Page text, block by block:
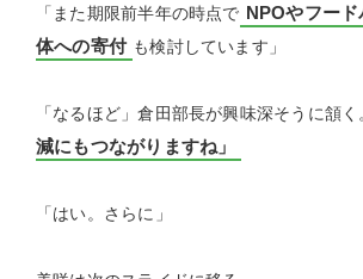
「また期限前半年の時点で NPOやフー
体への寄付 も検討しています」
「なるほど」倉田部長が興味深そうに頷く
減にもつながりますね」
「はい。さらに」